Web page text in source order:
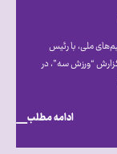
ملی، با رئیس
“ورزش سه”، در
ادامه مطلب